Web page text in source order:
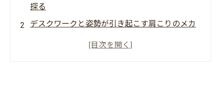
探る
デスクワークと姿勢が引き起こす肩こりのメカ